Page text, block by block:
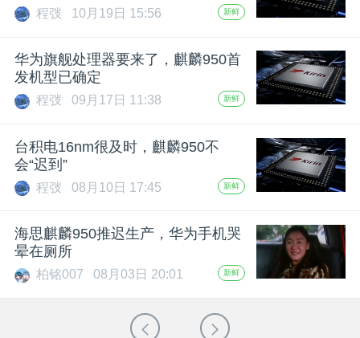
程弢 10月19日 15:56 新鲜
华为旗舰处理器要来了，麒麟950首
发机型已确定
程弢 09月17日 11:38 新鲜
台积电16nm很及时，麒麟950不
会“迟到”
程弢 08月10日 17:45 新鲜
海思麒麟950推迟生产，华为手机哭
晕在厕所
柏铭007 08月03日 20:01 新鲜